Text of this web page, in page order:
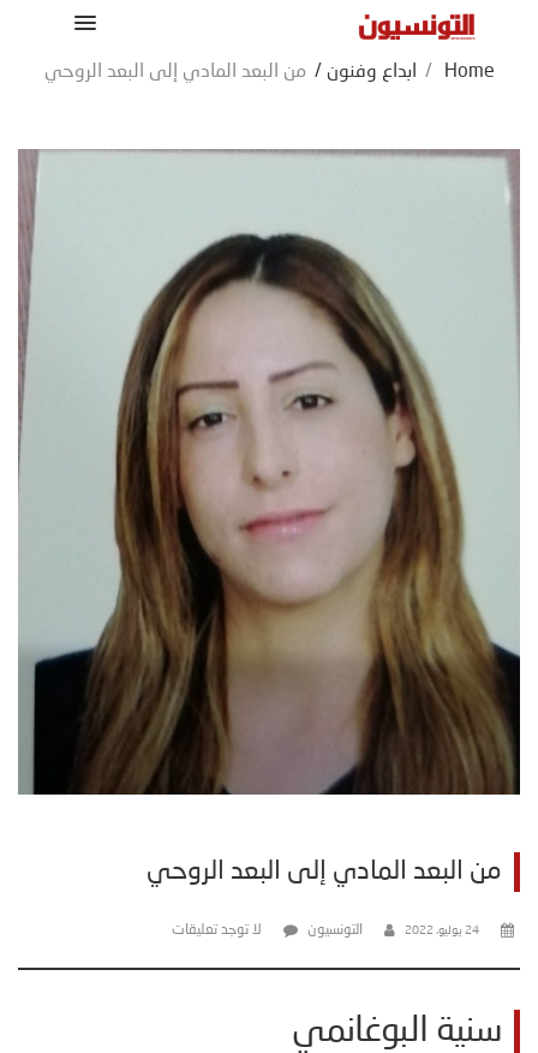
Home
/ ابداع وفنون / من البعد المادي إلى البعد الروحي
من البعد المادي إلى البعد الروحي
24 يوليو، 2022 التونسيون لا توجد تعليقات
سنية البوغانمي